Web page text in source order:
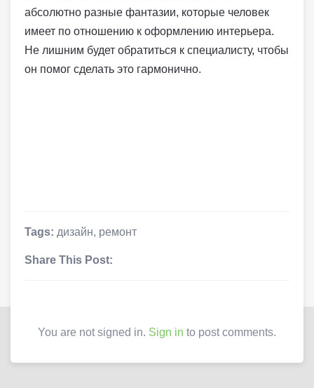
абсолютно разные фантазии, которые человек
имеет по отношению к оформлению интерьера.
Не лишним будет обратиться к специалисту, чтобы
он помог сделать это гармонично.
Tags: дизайн, ремонт
Share This Post:
You are not signed in. Sign in to post comments.